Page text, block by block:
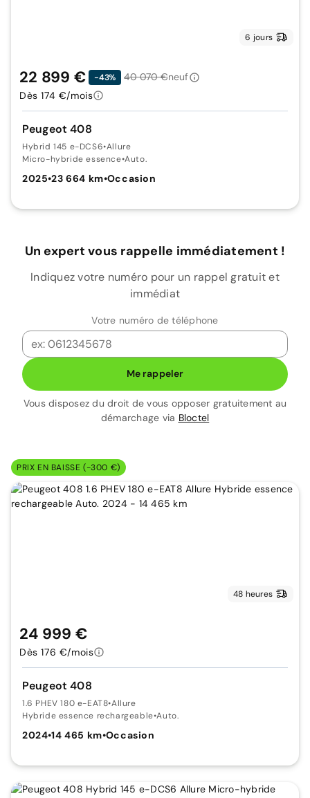
6 jours
Peugeot 408
Hybrid 145 e-DCS6•Allure
Micro-hybride essence•Auto.
2025•23 664 km•Occasion
22 899 € -43% 40 070 €neuf
Dès 174 €/mois
Un expert vous rappelle immédiatement !
Indiquez votre numéro pour un rappel gratuit et
immédiat
Votre numéro de téléphone
Me rappeler
Vous disposez du droit de vous opposer gratuitement au
démarchage via Bloctel
PRIX EN BAISSE (-300 €)
48 heures
Peugeot 408
1.6 PHEV 180 e-EAT8•Allure
Hybride essence rechargeable•Auto.
2024•14 465 km•Occasion
24 999 €
Dès 176 €/mois